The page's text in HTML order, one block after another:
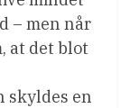
– men når
at det blot
skyldes en